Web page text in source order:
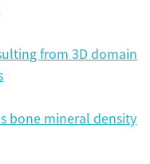
from 3D domain
bone mineral density